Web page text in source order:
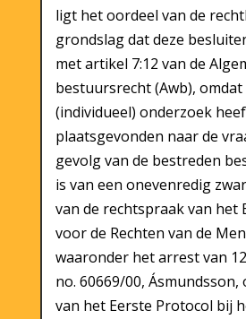
ligt het oordeel van de
grondslag dat deze
met artikel 7:12 van de
bestuursrecht (Awb),
(individueel) onderzoek
plaatsgevonden naar de
gevolg van de bestreden
is van een onevenredig
van de rechtspraak van het
voor de Rechten van de
waaronder het arrest van
no. 60669/00, Ásmundsson,
van het Eerste Protocol bij